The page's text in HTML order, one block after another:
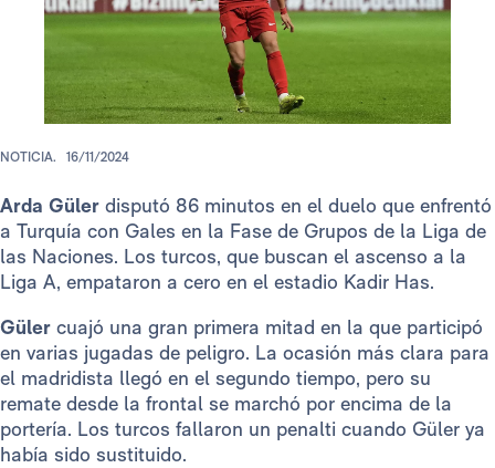
NOTICIA. 16/11/2024
Arda Güler disputó 86 minutos en el duelo que enfrentó
a Turquía con Gales en la Fase de Grupos de la Liga de
las Naciones. Los turcos, que buscan el ascenso a la
Liga A, empataron a cero en el estadio Kadir Has.
Güler cuajó una gran primera mitad en la que participó
en varias jugadas de peligro. La ocasión más clara para
el madridista llegó en el segundo tiempo, pero su
remate desde la frontal se marchó por encima de la
portería. Los turcos fallaron un penalti cuando Güler ya
había sido sustituido.